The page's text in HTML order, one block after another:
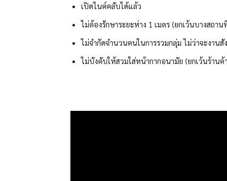
เปิดไนค์คลับได้แล้ว
ไม่ต้องรักษาระยะห่าง 1 เมตร (ยกเว้นบางสถาน
ไม่จำกัดจำนวนคนในการรวมกลุ่ม ไม่ว่าจะงาน
ไม่บังคับให้สวมใส่หน้ากากอนามัย (ยกเว้นร้าน